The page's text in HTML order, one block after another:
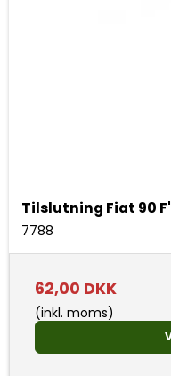
Tilslutning Fiat 90
7788
62,00 DKK
(inkl. moms)